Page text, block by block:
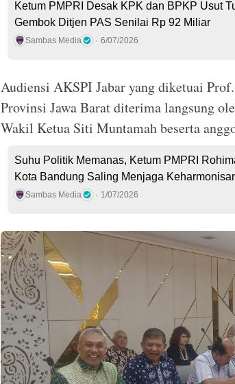
Ketum PMPRI Desak KPK dan BPKP Usut
Gembok Ditjen PAS Senilai Rp 92 Miliar
Sambas Media 6/07/2026
Audiensi AKSPI Jabar yang diketuai
Provinsi Jawa Barat diterima langsung
Wakil Ketua Siti Muntamah beserta
Suhu Politik Memanas, Ketum PMPRI
Kota Bandung Saling Menjaga
Sambas Media 1/07/2026